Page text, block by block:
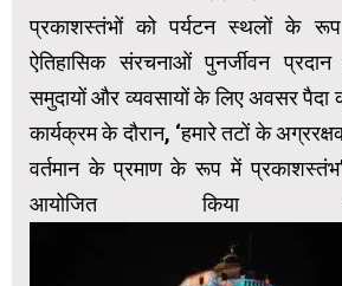
प्रकाशस्तंभों को पर्यटन स्थलों के
ऐतिहासिक संरचनाओं पुनर्जीवन
समुदायों और व्यवसायों के लिए अवसर पैदा
कार्यक्रम के दौरान, ‘हमारे तटों के
वर्तमान के प्रमाण के रूप में
आयोजित किया